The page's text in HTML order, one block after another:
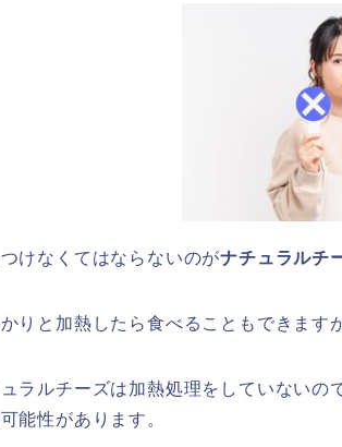
けなくてはならないのがナチュラルチ
りと加熱したら食べることもできます
ラルチーズは加熱処理をしていないの
能性があります。